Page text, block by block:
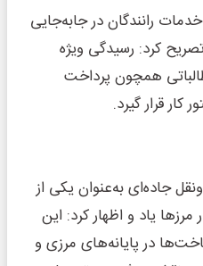
رانندگان در جابه‌جایی
کرد: رسیدگی ویژه
همچون پرداخت
کار قرار گیرد.
جاده‌ای به‌عنوان یکی از
مرزها یاد و اظهار کرد: این
در پایانه‌های مرزی و